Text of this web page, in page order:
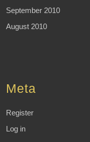
September 2010
August 2010
Meta
Register
Log in